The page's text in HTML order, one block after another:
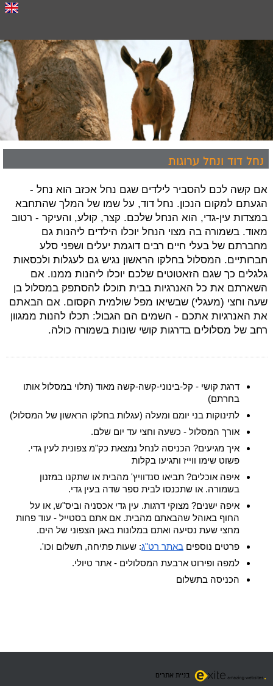
נחל דוד ונחל ערוגות
אם קשה לכם להסביר לילדים שגם נחל אכזב הוא נחל -
הגעתם למקום הנכון. נחל דוד, על שמו של המלך שהתחבא
במצדות עין-גדי, הוא הנחל שלכם. קצר, קולע, והעיקר - רטוב
מאוד. בשמורה בה מצוי הנחל יוכלו הילדים ליהנות גם
מחברתם של בעלי חיים רבים דוגמת יעלים ושפני סלע
חברותיים. המסלול בחלקו הראשון נגיש גם לעגלות ולכסאות
גלגלים כך שגם הזאטוטים שלכם יוכלו ליהנות ממנו. אם
השארתם את כל האנרגיות בבית תוכלו להסתפק במסלול בן
שעה וחצי (מעגלי) שבשיאו מפל שולמית הקסום. אם הבאתם
את האנרגיות אתכם - השמים הם הגבול: תכלו להנות ממגוון
רחב של מסלולים בדרגות קושי שונות בשמורה כולה.
דרגת קושי - קל-בינוני-קשה-קשה מאוד (תלוי במסלול אותו
בחרתם)
לתינוקות בני יומם ומעלה (עגלות בחלקו הראשון של המסלול)
אורך המסלול - כשעה וחצי עד יום שלם.
איך מגיעים? הכניסה לנחל נמצאת כק"מ צפונית לעין גדי.
פשוט שימו ווייז ותגיעו בקלות
איפה אוכלים? תביאו סנדוויץ' מהבית או שתקנו במזנון
בשמורה. או שתכנסו לבית ספר שדה בעין גדי.
איפה ישנים? מצוקי דרגות. עין גדי אכסניה וביס"ש, או על
החוף באוהל שהבאתם מהבית. אם אתם בסטייל - עוד פחות
מחצי שעת נסיעה ואתם במלונות באגן הצפוני של הים.
פרטים נוספים באתר רט"ג: שעות פתיחה, תשלום וכו'.
למפה ופירוט ארבעת המסלולים - אתר טיולי.
הכניסה בתשלום
בניית אתרים